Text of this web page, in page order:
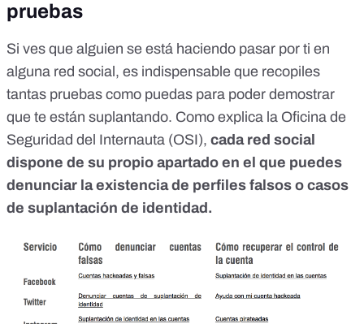
pruebas
Si ves que alguien se está haciendo pasar por ti en
alguna red social, es indispensable que recopiles
tantas pruebas como puedas para poder demostrar
que te están suplantando. Como explica la Oficina de
Seguridad del Internauta (OSI), cada red social
dispone de su propio apartado en el que puedes
denunciar la existencia de perfiles falsos o casos
de suplantación de identidad.